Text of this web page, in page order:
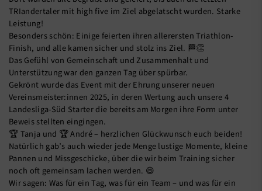
TRIandertaler mit high five im Ziel abgelatscht wurden. Starke
Leistung!
Besonders schön: Einige feierten ihren allerersten Triathlon-
Finish, und alle kamen sicher und stolz ins Ziel. 🏁👏
Das Gefühl von Gemeinschaft und Zusammenhalt und
Unterstützung war den ganzen Tag über spürbar.
Gekrönt wurde das Event mit der Ehrung unserer neuen
Vereinsmeister:innen 2025, in deren Wertung auch unsere 4
Landesliga-Süd Starter die bereits am Morgen ihre Form unter
Beweis stellten eingingen.
🏆 Tanja und 🏆 André – herzlichen Glückwunsch euch beiden!
Natürlich gab’s auch wieder jede Menge lustige Momente, kleine
Pannen und Missgeschicke, über die wir beim Training sicher
noch oft gemeinsam lachen werden. 😄
Wir sagen: Was für ein Tag, was für ein Team – und was für ein